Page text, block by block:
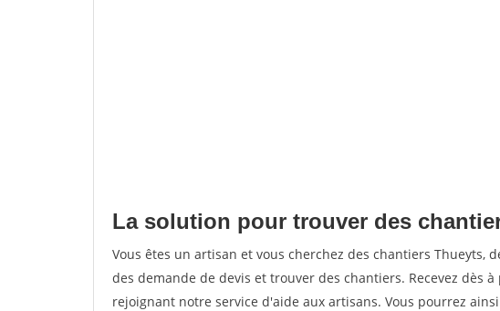
La solution pour trouver des
Vous êtes un artisan et vous cherchez des chantiers Thueyts,
des demande de devis et trouver des chantiers. Recevez dès
rejoignant notre service d'aide aux artisans. Vous pourrez